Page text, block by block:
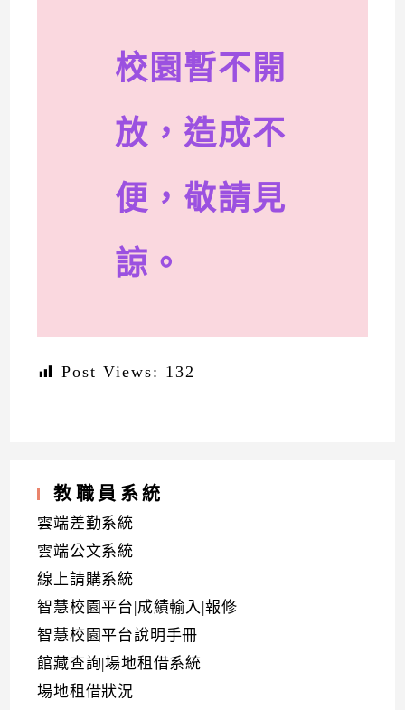
校園暫不開
放，造成不
便，敬請見
諒。
Post Views: 132
教職員系統
雲端差勤系統
雲端公文系統
線上請購系統
智慧校園平台|成績輸入|報修
智慧校園平台說明手冊
館藏查詢|場地租借系統
場地租借狀況